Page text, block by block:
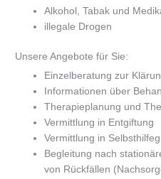
Alkohol, Tabak und
illegale Drogen
Unsere Angebote für Sie:
Einzelberatung zur
Informationen über
Therapieplanung und
Vermittlung in Entgiftung
Vermittlung in
Begleitung nach
von Rückfällen